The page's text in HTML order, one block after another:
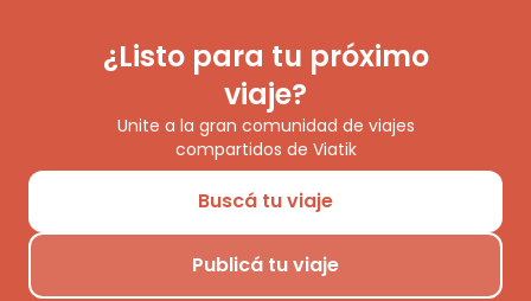
¿Listo para tu próximo
viaje?
Unite a la gran comunidad de viajes
compartidos de Viatik
Buscá tu viaje
Publicá tu viaje